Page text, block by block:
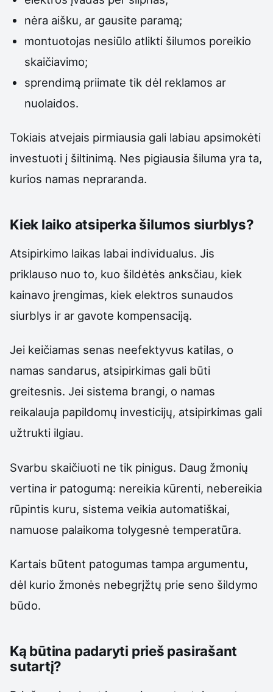
nėra aišku, ar gausite paramą;
montuotojas nesiūlo atlikti šilumos poreikio
skaičiavimo;
sprendimą priimate tik dėl reklamos ar
nuolaidos.
Tokiais atvejais pirmiausia gali labiau apsimokėti
investuoti į šiltinimą. Nes pigiausia šiluma yra ta,
kurios namas nepraranda.
Kiek laiko atsiperka šilumos siurblys?
Atsipirkimo laikas labai individualus. Jis
priklauso nuo to, kuo šildėtės anksčiau, kiek
kainavo įrengimas, kiek elektros sunaudos
siurblys ir ar gavote kompensaciją.
Jei keičiamas senas neefektyvus katilas, o
namas sandarus, atsipirkimas gali būti
greitesnis. Jei sistema brangi, o namas
reikalauja papildomų investicijų, atsipirkimas gali
užtrukti ilgiau.
Svarbu skaičiuoti ne tik pinigus. Daug žmonių
vertina ir patogumą: nereikia kūrenti, nebereikia
rūpintis kuru, sistema veikia automatiškai,
namuose palaikoma tolygesnė temperatūra.
Kartais būtent patogumas tampa argumentu,
dėl kurio žmonės nebegrįžtų prie seno šildymo
būdo.
Ką būtina padaryti prieš pasirašant
sutartį?